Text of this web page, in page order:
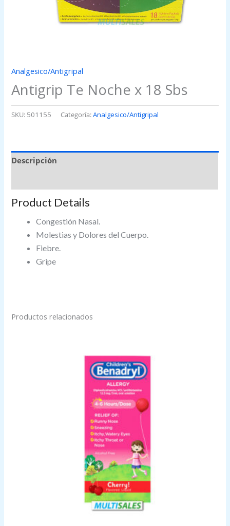
Analgesico/Antigripal
Antigrip Te Noche x 18 Sbs
SKU: 501155 Categoría:Analgesico/Antigripal
Descripción
Product Details
Congestión Nasal.
Molestias y Dolores del Cuerpo.
Fiebre.
Gripe
Productos relacionados